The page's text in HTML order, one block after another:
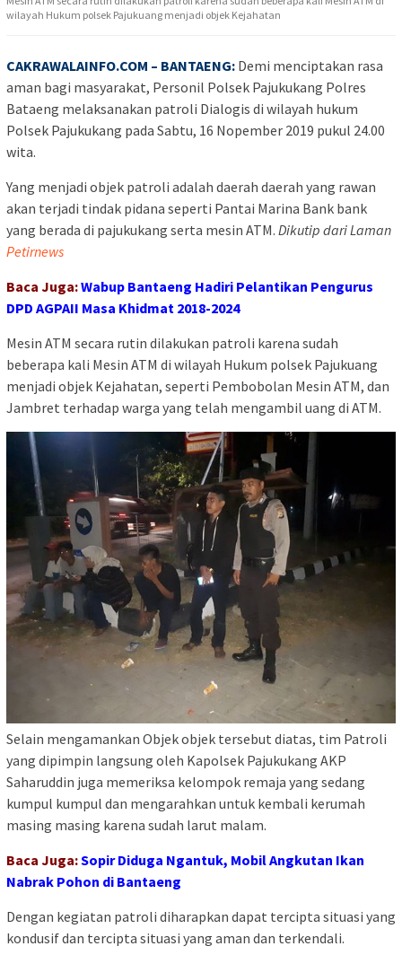
wilayah Hukum polsek Pajukuang menjadi objek Kejahatan
CAKRAWALAINFO.COM – BANTAENG: Demi menciptakan rasa
aman bagi masyarakat, Personil Polsek Pajukukang Polres
Bataeng melaksanakan patroli Dialogis di wilayah hukum
Polsek Pajukukang pada Sabtu, 16 Nopember 2019 pukul 24.00
wita.
Yang menjadi objek patroli adalah daerah daerah yang rawan
akan terjadi tindak pidana seperti Pantai Marina Bank bank
yang berada di pajukukang serta mesin ATM. Dikutip dari Laman
Petirnews
Baca Juga:Wabup Bantaeng Hadiri Pelantikan Pengurus
DPD AGPAII Masa Khidmat 2018-2024
Mesin ATM secara rutin dilakukan patroli karena sudah
beberapa kali Mesin ATM di wilayah Hukum polsek Pajukuang
menjadi objek Kejahatan, seperti Pembobolan Mesin ATM, dan
Jambret terhadap warga yang telah mengambil uang di ATM.
Selain mengamankan Objek objek tersebut diatas, tim Patroli
yang dipimpin langsung oleh Kapolsek Pajukukang AKP
Saharuddin juga memeriksa kelompok remaja yang sedang
kumpul kumpul dan mengarahkan untuk kembali kerumah
masing masing karena sudah larut malam.
Baca Juga:Sopir Diduga Ngantuk, Mobil Angkutan Ikan
Nabrak Pohon di Bantaeng
Dengan kegiatan patroli diharapkan dapat tercipta situasi yang
kondusif dan tercipta situasi yang aman dan terkendali.